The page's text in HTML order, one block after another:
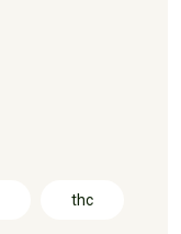
thc